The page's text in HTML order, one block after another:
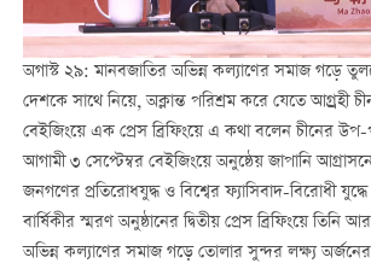
অগাস্ট ২৯: মানবজাতির অভিন্ন কল্যাণের সমাজ গড়ে
দেশকে সাথে নিয়ে, অক্লান্ত পরিশ্রম করে যেতে আগ্র্রহী
বেইজিংয়ে এক প্রেস ব্রিফিংয়ে এ কথা বলেন চীনের উপ-
আগামী ৩ সেপ্টেম্বর বেইজিংয়ে অনুষ্ঠেয় জাপানি
জনগণের প্রতিরোধযুদ্ধ ও বিশ্বের ফ্যাসিবাদ-বিরোধী
বার্ষিকীর স্মরণ অনুষ্ঠানের দ্বিতীয় প্রেস ব্রিফিংয়ে
অভিন্ন কল্যাণের সমাজ গড়ে তোলার সুন্দর লক্ষ্য